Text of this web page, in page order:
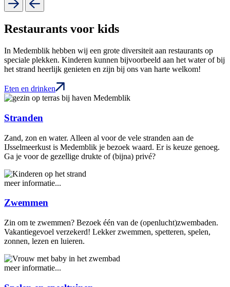
Restaurants voor kids
In Medemblik hebben wij een grote diversiteit aan restaurants op
speciale plekken. Kinderen kunnen bijvoorbeeld aan het water of bij
het strand heerlijk genieten en zijn bij ons van harte welkom!
Eten en drinken
Stranden
Zand, zon en water. Alleen al voor de vele stranden aan de
IJsselmeerkust is Medemblik je bezoek waard. Er is keuze genoeg.
Ga je voor de gezellige drukte of (bijna) privé?
meer informatie...
Zwemmen
Zin om te zwemmen? Bezoek één van de (openlucht)zwembaden.
Vakantiegevoel verzekerd! Lekker zwemmen, spetteren, spelen,
zonnen, lezen en luieren.
meer informatie...